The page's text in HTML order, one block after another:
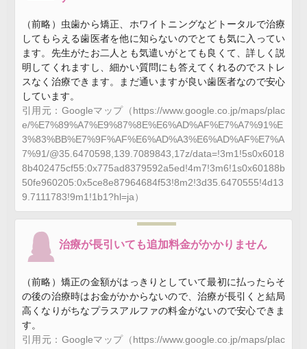
（前略）虫歯から矯正、ホワイトニングなどトータルで治療
してもらえる歯医者を他に知らないのでとても気に入ってい
ます。先生がたお二人とも気遣いがとても良くて、詳しく説
明してくれますし、細かい質問にも答えてくれるのでストレ
スなく治療できます。まだ通いますが良い歯医者なので安心
しています。
引用元：Googleマップ（https://www.google.co.jp/maps/plac
e/%E7%89%A7%E9%87%8E%E6%AD%AF%E7%A7%91%E
3%83%BB%E7%9F%AF%E6%AD%A3%E6%AD%AF%E7%A
7%91/@35.6470598,139.7089843,17z/data=!3m1!5s0x6018
8b402475cf55:0x775ad8379592a5ed!4m7!3m6!1s0x60188b
50fe960205:0x5ce8e87964684f53!8m2!3d35.6470555!4d13
9.7111783!9m1!1b1?hl=ja）
治療が長引いても追加料金がかかりません
（前略）矯正の金額がはっきりとしていて最初に払ったらそ
の後の治療時はお金がかからないので、治療が長引くと結局
高くなりがちなプラスアルファの料金がないので安心できま
す。
引用元：Googleマップ（https://www.google.co.jp/maps/plac